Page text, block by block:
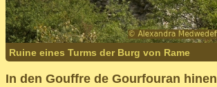
Ruine eines Turms der Burg von Rame
In den Gouffre de Gourfouran hinen